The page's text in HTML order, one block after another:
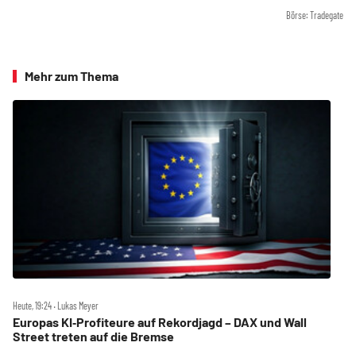
Börse: Tradegate
Mehr zum Thema
Heute, 19:24 ‧ Lukas Meyer
Europas KI‑Profiteure auf Rekordjagd – DAX und Wall
Street treten auf die Bremse